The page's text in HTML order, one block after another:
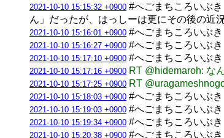
2021-10-10 15:15:32 +0900 #へごまちころいぶ
ん」だったが、はっしーは更にその後の近
2021-10-10 15:16:01 +0900 #へごまちころいぶ
2021-10-10 15:16:27 +0900 #へごまちころいぶ
2021-10-10 15:17:10 +0900 #へごまちころいぶ
2021-10-10 15:17:16 +0900 RT @hidemaroh: な
2021-10-10 15:17:25 +0900 RT
2021-10-10 15:18:03 +0900 #へごまちころいぶ
2021-10-10 15:19:03 +0900 #へごまちころいぶ
2021-10-10 15:19:34 +0900 #へごまちころいぶ
2021-10-10 15:20:38 +0900 #へごまちころいぶ